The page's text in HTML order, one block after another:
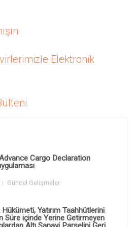
Elektronik
Cargo Declaration
Güncel Gelişmeler
Hükümeti, Yatırım Taahhütlerini
Süre içinde Yerine Getirmeyen